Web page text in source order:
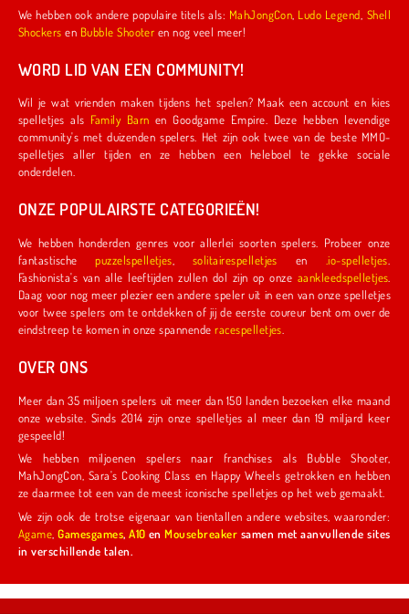
We hebben ook andere populaire titels als: MahJongCon Ludo Legend Shell
Shockers en Bubble Shooter en nog veel meer!
WORD LID VAN EEN COMMUNITY!
Wil je wat vrienden maken tijdens het spelen? Maak een account en kies
spelletjes als
Family Barn en Goodgame Empire. Deze hebben levendige
community's met duizenden spelers. Het zijn ook twee van de beste MMO-
spelletjes aller tijden en ze hebben een heleboel te gekke sociale
onderdelen.
ONZE POPULAIRSTE CATEGORIEËN!
We hebben honderden genres voor allerlei soorten spelers. Probeer onze
fantastischepuzzelspelletjes solitairespelletjes en .io-spelletjes
Fashionista's van alle leeftijden zullen dol zijn op onze aankleedspelletjes
Daag voor nog meer plezier een andere speler uit in een van onze spelletjes
voor twee spelers om te ontdekken of jij de eerste coureur bent om over de
eindstreep te komen in onze spannenderacespelletjes
OVER ONS
Meer dan 35 miljoen spelers uit meer dan 150 landen bezoeken elke maand
onze website. Sinds 2014 zijn onze spelletjes al meer dan 19 miljard keer
gespeeld!
We hebben miljoenen spelers naar franchises als Bubble Shooter,
MahJongCon, Sara's Cooking Class en Happy Wheels getrokken en hebben
ze daarmee tot een van de meest iconische spelletjes op het web gemaakt.
We zijn ook de trotse eigenaar van tientallen andere websites, waaronder:
Agame ,Gamesgames,A10 enMousebreaker samen met aanvullende sites
in verschillende talen.